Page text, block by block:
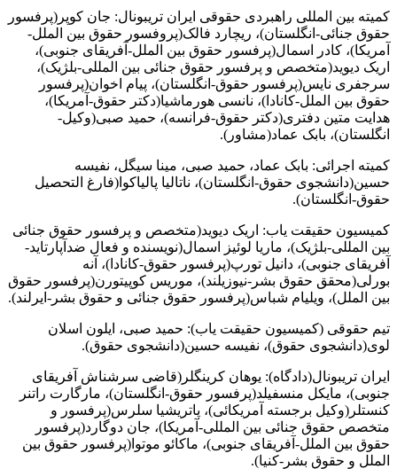
کمیته بین المللی راهبردی حقوقی ایران تریبونال: جان کوپر(پرفسور
حقوق جنائی-انگلستان)، ریچارد فالک(پروفسور حقوق بین الملل-
آمریکا)، کادر اسمال(پرفسور حقوق بین الملل-آفریقای جنوبی)،
اریک دیوید(متخصص و پرفسور حقوق جنائی بین المللی-بلژیک)،
سرجفری نایس(پرفسور حقوق-انگلستان)، پیام اخوان(پرفسور
حقوق بین الملل-کانادا)، نانسی هورماشیا(دکتر حقوق-آمریکا)،
هدایت متین دفتری(دکتر حقوق-فرانسه)، حمید صبی(وکیل-
انگلستان)، بابک عماد(مشاور).
کمیته اجرائی: بابک عماد، حمید صبی، مینا سیگل، نفیسه
حسین(دانشجوی حقوق-انگلستان)، ناتالیا پالیاکوا(فارغ التحصیل
حقوق-انگلستان).
کمیسیون حقیقت یاب: اریک دیوید(متخصص و پرفسور حقوق جنائی
بین المللی-بلژیک)، ماریا لوئیز اسمال(نویسنده و فعال ضدآپارتاید-
آفریقای جنوبی)، دانیل تورپ(پرفسور حقوق-کانادا)، آنه
بورلی(محقق حقوق بشر-نیوزیلند)، موریس کوپیتورن(پرفسور حقوق
بین الملل)، ویلیام شباس(پرفسور حقوق جنائی و حقوق بشر-ایرلند).
تیم حقوقی (کمیسیون حقیقت یاب): حمید صبی، ایلون اسلان
لوی(دانشجوی حقوق)، نفیسه حسین(دانشجوی حقوق).
ایران تریبونال(دادگاه): یوهان کرینگلر(قاضی سرشناش آفریقای
جنوبی)، مایکل منسفیلد(پرفسور حقوق-انگلستان)، مارگارت راتنر
کنستلر(وکیل برجسته آمریکائی)، پاتریشیا سلرس(پرفسور و
متخصص حقوق جنائی بین المللی-آمریکا)، جان دوگارد(پرفسور
حقوق بین الملل-آفریقای جنوبی)، ماکائو موتوا(پرفسور حقوق بین
الملل و حقوق بشر-کنیا).